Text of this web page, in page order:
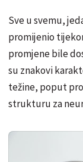
Sve u svemu,
promijenio
promjene bile
su znakovi
težine, poput
strukturu za